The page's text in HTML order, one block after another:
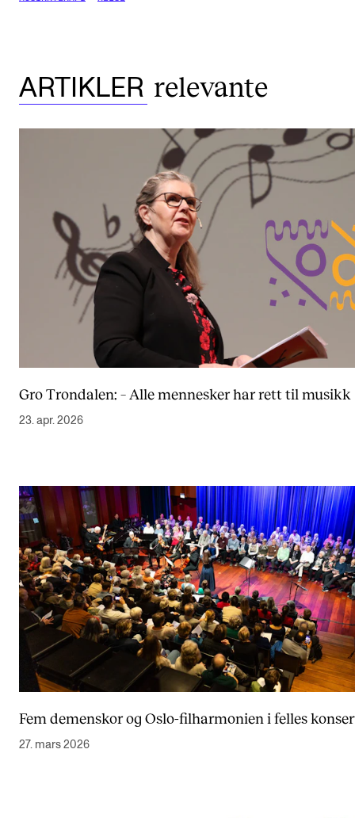
ARTIKLER relevante
Gro Trondalen: – Alle mennesker har rett til musikk
23. apr. 2026
Fem demenskor og Oslo-filharmonien i felles
27. mars 2026